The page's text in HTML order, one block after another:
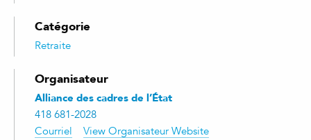
Catégorie
Retraite
Organisateur
Alliance des cadres de l’État
418 681-2028
Courriel
View Organisateur Website